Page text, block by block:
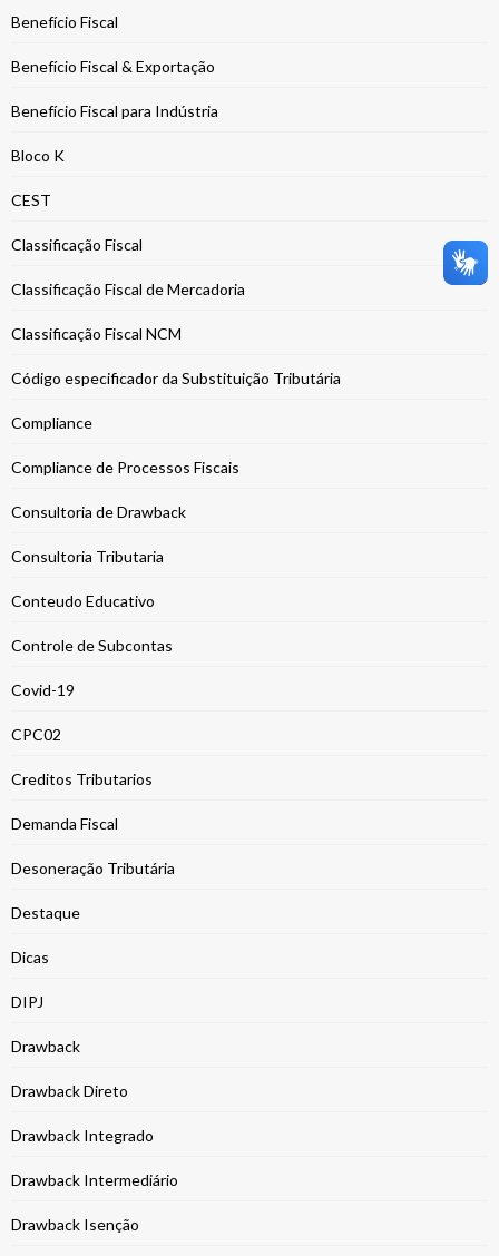
Benefício Fiscal
Benefício Fiscal & Exportação
Benefício Fiscal para Indústria
Bloco K
CEST
Classificação Fiscal
Classificação Fiscal de Mercadoria
Classificação Fiscal NCM
Código especificador da Substituição Tributária
Compliance
Compliance de Processos Fiscais
Consultoria de Drawback
Consultoria Tributaria
Conteudo Educativo
Controle de Subcontas
Covid-19
CPC02
Creditos Tributarios
Demanda Fiscal
Desoneração Tributária
Destaque
Dicas
DIPJ
Drawback
Drawback Direto
Drawback Integrado
Drawback Intermediário
Drawback Isenção